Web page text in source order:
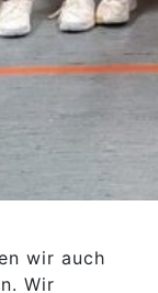
wir auch
Wir